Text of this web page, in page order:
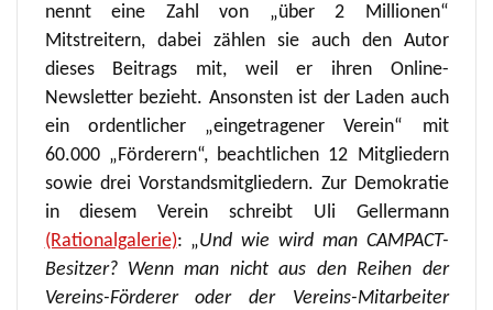
nennt eine Zahl von „über 2 Millionen“
Mitstreitern, dabei zählen sie auch den Autor
dieses Beitrags mit, weil er ihren Online-
Newsletter bezieht. Ansonsten ist der Laden auch
ein ordentlicher „eingetragener Verein“ mit
60.000 „Förderern“, beachtlichen 12 Mitgliedern
sowie drei Vorstandsmitgliedern. Zur Demokratie
in diesem Verein schreibt Uli Gellermann
(Rationalgalerie): „Und wie wird man CAMPACT-
Besitzer? Wenn man nicht aus den Reihen der
Vereins-Förderer oder der Vereins-Mitarbeiter